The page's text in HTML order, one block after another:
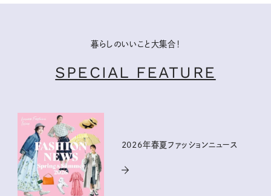
暮らしのいいこと大集合！
SPECIAL FEATURE
2026年春夏ファッションニュース